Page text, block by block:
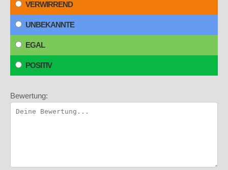
VERWIRREND
UNBEKANNTE
EGAL
POSITIV
Bewertung: